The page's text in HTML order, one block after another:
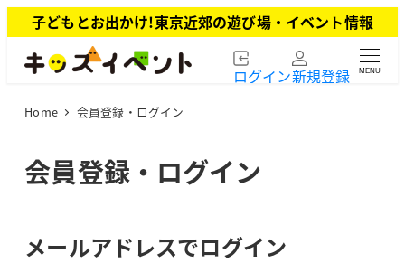
イ
子どもとお出かけ!東京近郊の遊び場・イベント情報
ログイン新規登録 MENU
Home 会員登録・ログイン
会員登録・ログイン
メールアドレスでログイン